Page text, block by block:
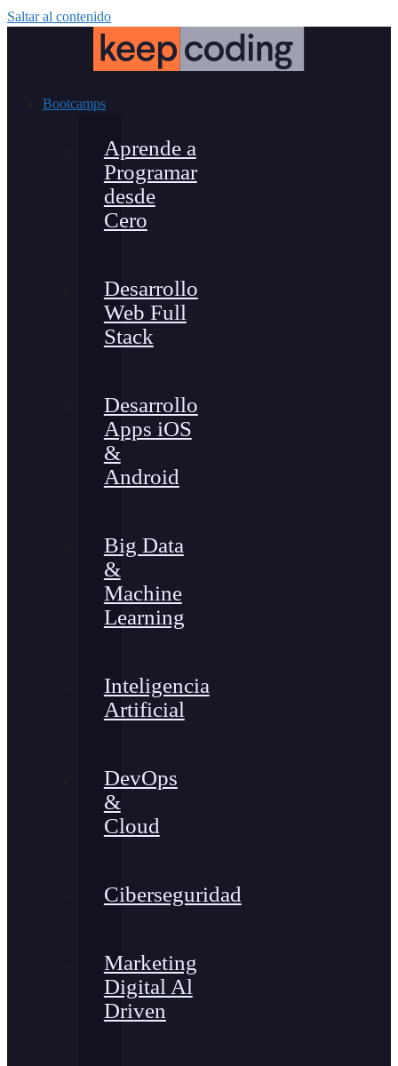
Saltar al contenido
Bootcamps
Aprende a
Programar
desde
Cero
Desarrollo
Web Full
Stack
Desarrollo
Apps iOS
&
Android
Big Data
&
Machine
Learning
Inteligencia
Artificial
DevOps
&
Cloud
Ciberseguridad
Marketing
Digital Al
Driven